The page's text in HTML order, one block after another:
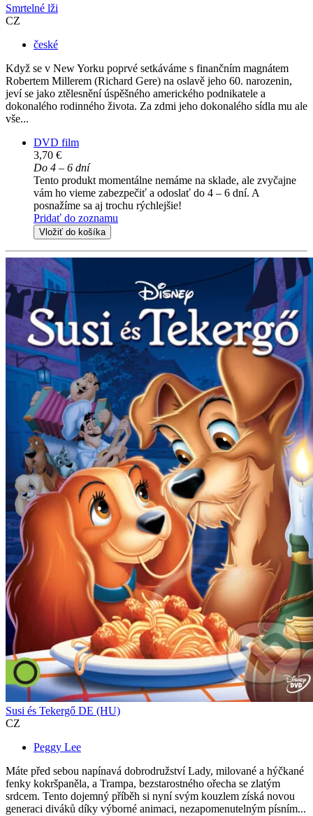
Smrtelné lži
CZ
české
Když se v New Yorku poprvé setkáváme s finančním magnátem
Robertem Millerem (Richard Gere) na oslavě jeho 60. narozenin,
jeví se jako ztělesnění úspěšného amerického podnikatele a
dokonalého rodinného života. Za zdmi jeho dokonalého sídla mu ale
vše...
DVD film
3,70 €
Do 4 – 6 dní
Tento produkt momentálne nemáme na sklade, ale zvyčajne
vám ho vieme zabezpečiť a odoslať do 4 – 6 dní. A
posnažíme sa aj trochu rýchlejšie!
Pridať do zoznamu
Vložiť do košíka
Susi és Tekergő DE (HU)
CZ
Peggy Lee
Máte před sebou napínavá dobrodružství Lady, milované a hýčkané
fenky kokršpaněla, a Trampa, bezstarostného ořecha se zlatým
srdcem. Tento dojemný příběh si nyní svým kouzlem získá novou
generaci diváků díky výborné animaci, nezapomenutelným písním...